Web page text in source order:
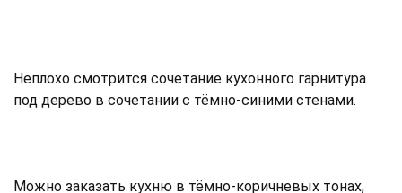
Неплохо смотрится сочетание кухонного гарнитура
под дерево в сочетании с тёмно-синими стенами.
Можно заказать кухню в тёмно-коричневых тонах,